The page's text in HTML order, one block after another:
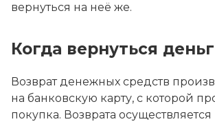
вернуться на неё же.
Когда вернуться
Возврат денежных средств
на банковскую карту, с которой
покупка. Возврата